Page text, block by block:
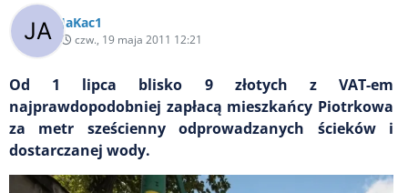
JaKac1
czw., 19 maja 2011 12:21
Od 1 lipca blisko 9 złotych z VAT-em
najprawdopodobniej zapłacą mieszkańcy Piotrkowa
za metr sześcienny odprowadzanych ścieków i
dostarczanej wody.